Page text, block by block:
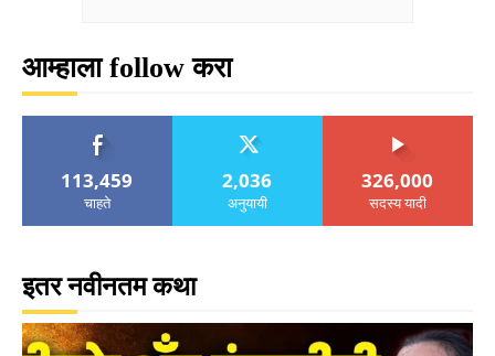
आम्हाला follow करा
113,459
चाहते
2,036
अनुयायी
326,000
सदस्य यादी
इतर नवीनतम कथा